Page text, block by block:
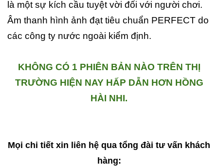
là một sự kích cầu tuyệt vời đối với người chơi.
Âm thanh hình ảnh đạt tiêu chuẩn PERFECT do
các công ty nước ngoài kiểm định.
KHÔNG CÓ 1 PHIÊN BẢN NÀO TRÊN THỊ
TRƯỜNG HIỆN NAY HẤP DẪN HƠN HỒNG
HÀI NHI.
Mọi chi tiết xin liên hệ qua tổng đài tư vấn khách
hàng: